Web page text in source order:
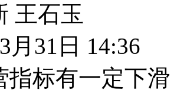
王石玉
月31日 14:36
指标有一定下